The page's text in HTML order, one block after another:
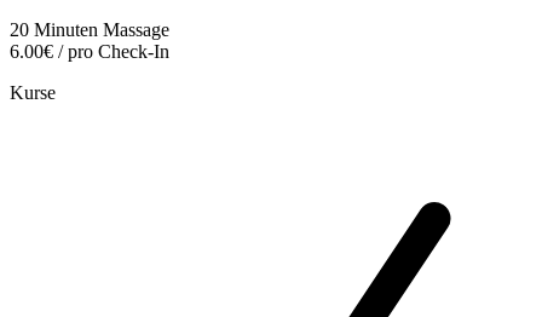
20 Minuten Massage
6.00€ / pro Check-In
Kurse